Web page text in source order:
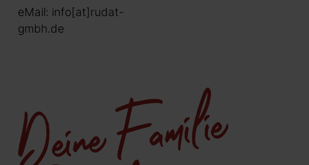
eMail: info[at]rudat-
gmbh.de